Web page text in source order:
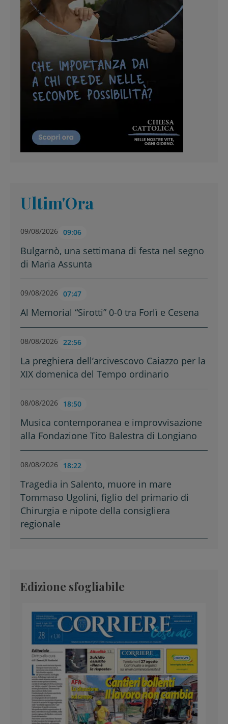
Ultim'Ora
09/08/2026 09:06
Bulgarnò, una settimana di festa nel segno
di Maria Assunta
09/08/2026 07:47
Al Memorial “Sirotti” 0-0 tra Forlì e Cesena
08/08/2026 22:56
La preghiera dell’arcivescovo Caiazzo per la
XIX domenica del Tempo ordinario
08/08/2026 18:50
Musica contemporanea e improvvisazione
alla Fondazione Tito Balestra di Longiano
08/08/2026 18:22
Tragedia in Salento, muore in mare
Tommaso Ugolini, figlio del primario di
Chirurgia e nipote della consigliera
regionale
Edizione sfogliabile